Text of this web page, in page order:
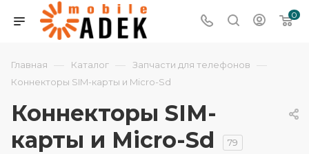
0
Главная — Каталог — Запчасти для телефонов —
Коннекторы SIM-карты и Micro-Sd
Коннекторы SIM-
карты и Micro-Sd
79